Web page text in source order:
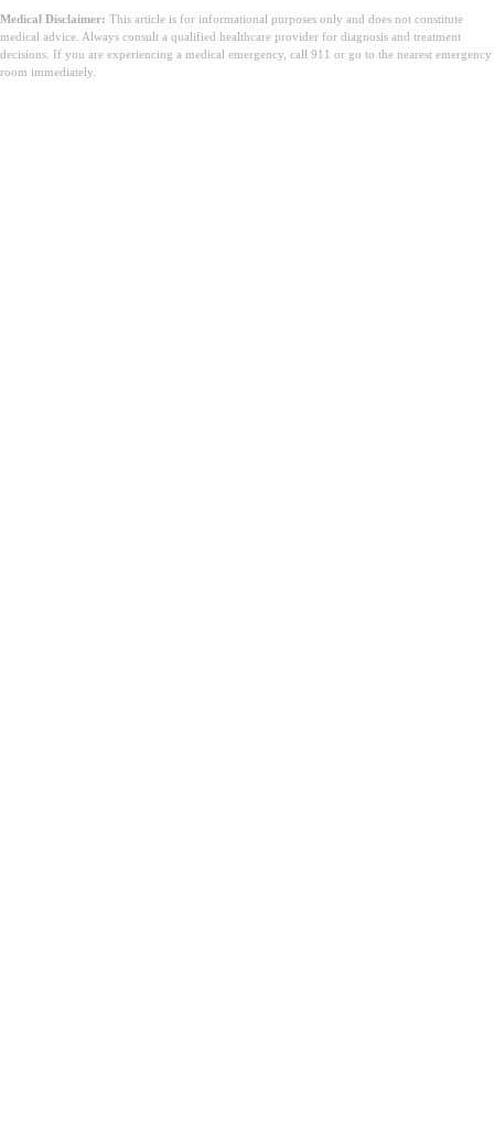
Medical Disclaimer: This article is for informational purposes only and does not constitute
medical advice. Always consult a qualified healthcare provider for diagnosis and treatment
decisions. If you are experiencing a medical emergency, call 911 or go to the nearest emergency
room immediately.